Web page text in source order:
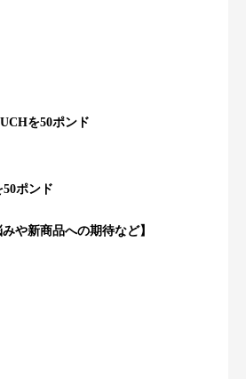
を50ポンド
ポンド
や新商品への期待など】